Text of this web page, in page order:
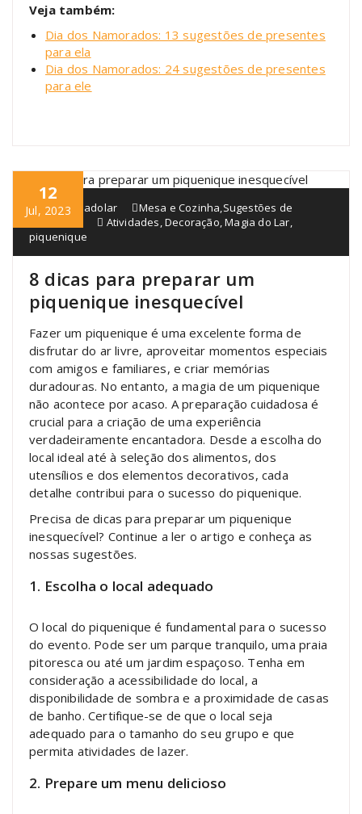
Veja também:
Dia dos Namorados: 13 sugestões de presentes
para ela
Dia dos Namorados: 24 sugestões de presentes
para ele
12
Jul, 2023
blogmagiadolar Mesa e Cozinha,Sugestões de
Atividades,Decoração,Magia do Lar,
piquenique
8 dicas para preparar um
piquenique inesquecível
Fazer um piquenique é uma excelente forma de
disfrutar do ar livre, aproveitar momentos especiais
com amigos e familiares, e criar memórias
duradouras. No entanto, a magia de um piquenique
não acontece por acaso. A preparação cuidadosa é
crucial para a criação de uma experiência
verdadeiramente encantadora. Desde a escolha do
local ideal até à seleção dos alimentos, dos
utensílios e dos elementos decorativos, cada
detalhe contribui para o sucesso do piquenique.
Precisa de dicas para preparar um piquenique
inesquecível? Continue a ler o artigo e conheça as
nossas sugestões.
1. Escolha o local adequado
O local do piquenique é fundamental para o sucesso
do evento. Pode ser um parque tranquilo, uma praia
pitoresca ou até um jardim espaçoso. Tenha em
consideração a acessibilidade do local, a
disponibilidade de sombra e a proximidade de casas
de banho. Certifique-se de que o local seja
adequado para o tamanho do seu grupo e que
permita atividades de lazer.
2. Prepare um menu delicioso